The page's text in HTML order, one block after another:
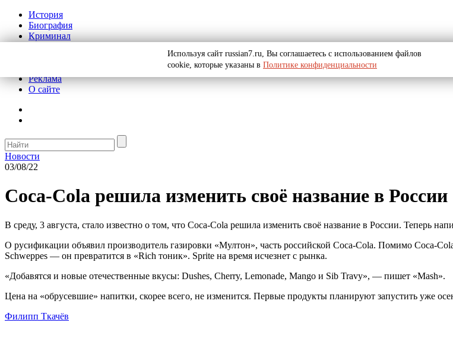
История
Биография
Криминал
Реклама
О сайте
Новости
03/08/22
Coca-Cola решила изменить своё название в России
В среду, 3 августа, стало известно о том, что Coca-Cola решила изменить своё название в России. Теперь
О русификации объявил производитель газировки «Мултон», часть российской Coca-Cola. Помимо Coca-
Schweppes — он превратится в «Rich тоник». Sprite на время исчезнет с рынка.
«Добавятся и новые отечественные вкусы: Dushes, Cherry, Lemonade, Mango и Sib Travy», — пишет «Mash».
Цена на «обрусевшие» напитки, скорее всего, не изменится. Первые продукты планируют запустить уже
Филипп Ткачёв
Используя сайт russian7.ru, Вы соглашаетесь с использованием файлов
cookie, которые указаны в Политике конфиденциальности